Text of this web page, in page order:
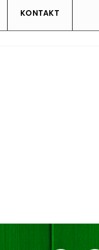
KONTAKT